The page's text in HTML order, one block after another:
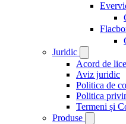
Juridic
Acord de
Aviz juridic
Politica de
Politica
Termeni și
Produse